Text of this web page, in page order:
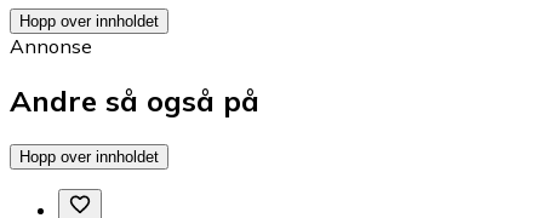
Hopp over innholdet
Annonse
Andre så også på
Hopp over innholdet